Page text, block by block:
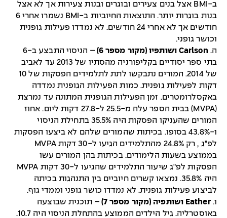
ב-BMI אצל בנים צעירים ובוגרים ובנות צעירות אך לא אצל
בנות בוגרות יותר. התוצאות החיוביות ב-BMI נשמרו אחרי 6
חודשים אך לא אחרי 24 חודשים. לא נמדדו פעילות גופנית
וכושר גופני.
ה. Carlson ושותפיו (מקור מספר 6)
– הניסוי התבצע ב-6
בתי ספר יסודיים בקליפורניה מהסתיו של 2013 עד לאביב
של 2014. המורים נתבקשו לתת לתלמידים הפסקות של 10
דקות לפעילות גופנית. כמות הפעילות הגופנית נמדדה
באקסלרומטרים. זמן הפעילות הגופנית המתונה עד נמרצת
(MVPA) בבית הספר עלה מ-25.5 ל-27.8 דקות ליום. אחוז
המורים שהעניקו הפסקות היה 35.5% בתחילת הניסוי
ו-43.8% בסופו. בכיתות שהמורים שלהם לא ביצעו הפסקות
לפ"ג , רק 24.8% מהתלמידים הגיעו ל-30 דקות MVPA
בממוצע בשעות הלימודים. בכיתות בהן המורים עשו
הפסקות לפ"ג שיעור התלמידים שהגיעו ל-30 דקות MVPA
היה 35.8%. נמצאו קשרים חיוביים בין התנהגות בכיתה
לביצוע פעילות גופנית. לא נמדדו כושר גופני וממדי גוף.
ו.Eather ושותפיה (מקור מספר 7)
– תוכנית שבוצעה
באוסטרליה. גיל הילדים הממוצע בהתחלת הניסוי היה 10.7.